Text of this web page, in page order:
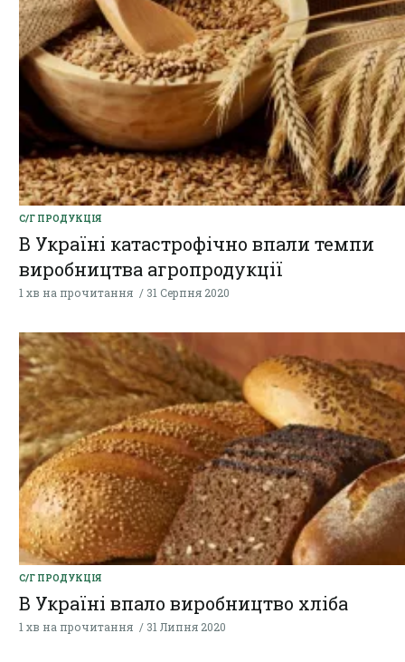
С/Г ПРОДУКЦІЯ
В Україні катастрофічно впали темпи
виробництва агропродукції
1 хв на прочитання 31 Серпня 2020
С/Г ПРОДУКЦІЯ
В Україні впало виробництво хліба
1 хв на прочитання 31 Липня 2020